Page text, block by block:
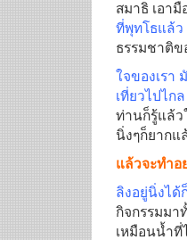
สมาธิ เอา
ที่พุทโธแล้ว
ธรรมชาติข
ใจของเรา
เที่ยวไปไก
ท่านก็รู้แล้ว
นิ่งๆก็ยากแ
แล้วจะทำอ
ลิงอยู่นิ่งได้
กิจกรรมมา
เหมือนน้ำที่